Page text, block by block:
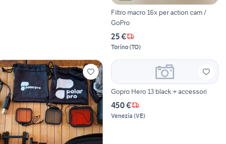
Filtro macro 16x per action cam /
GoPro
25 €
Torino(TO)
Gopro Hero 13 black + accessori
450 €
Venezia (VE)